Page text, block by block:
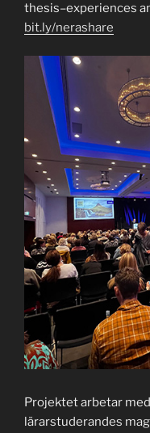
thesis–experiences
bit.ly/nerashare
Projektet arbetar
lärarstuderandes